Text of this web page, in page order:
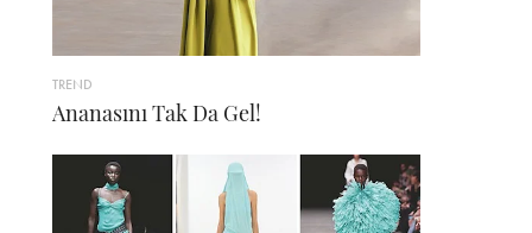
TREND
Ananasını Tak Da Gel!